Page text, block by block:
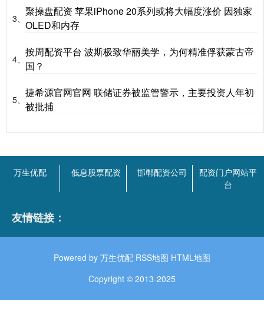
3、
聚操盘配资 苹果iPhone 20系列或将大幅度涨价 因独家
OLED和内存
4、
按周配资平台 波斯极致华丽美学，为何精准俘获蒙古帝
国？
5、
捷希源官网官网 联储证券被监管警示，主要投资人年初
被批捕
万生优配 低息股票配资 邯郸配资公司
配资门户网站平
台
友情链接：
Powered by 万生优配 RSS地图 HTML地图
Copyright © 2013-2025